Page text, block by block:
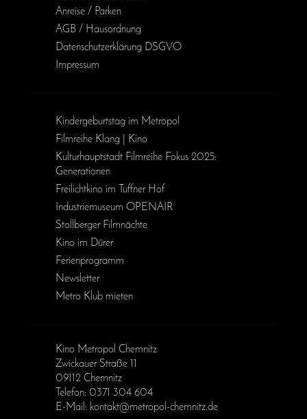
Anreise / Parken
AGB / Haus­ordnung
Daten­schutz­erklärung DSGVO
Impressum
Kinder­geburts­tag im Metropol
Filmreihe Klang | Kino
Kulturhauptstadt Filmreihe Fokus 2025:
Generationen
Freilichtkino im Tuffner Hof
Industriemuseum OPENAIR
Stollberger Filmnächte
Kino im Dürer
Ferienprogramm
Newsletter
Metro Klub mieten
Kino Metropol Chemnitz
Zwickauer Straße 11
09112 Chemnitz
Telefon: 0371 304 604
E-Mail: kontakt@metropol-chemnitz.de